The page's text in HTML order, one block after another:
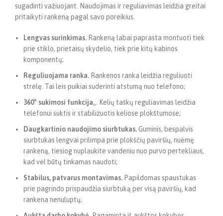
sugadinti važiuojant. Naudojimas ir reguliavimas leidžia greitai
pritaikyti rankeną pagal savo poreikius.
Lengvas surinkimas. Rankeną labai paprasta montuoti tiek
prie stiklo, prietaisų skydelio, tiek prie kitų kabinos
komponentų;
Reguliuojama ranka. Rankenos ranka leidžia reguliuoti
strėlę. Tai leis puikiai suderinti atstumą nuo telefono;
360° sukimosi funkcija„. Kelių taškų reguliavimas leidžia
telefonui suktis ir stabilizuotis keliose plokštumose;
Daugkartinio naudojimo siurbtukas.Guminis, bespalvis
siurbtukas lengvai prilimpa prie plokščių paviršių, nuėmę
rankeną, tiesiog nuplaukite vandeniu nuo purvo pertekliaus,
kad vėl būtų tinkamas naudoti;
Stabilus, patvarus montavimas. Papildomas spaustukas
prie pagrindo prispaudžia siurbtuką per visą paviršių, kad
rankena nenuluptų;